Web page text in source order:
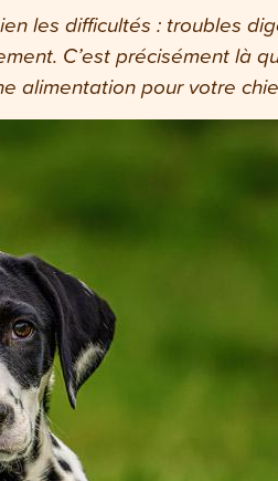
les difficultés : troubles
C’est précisément là
alimentation pour votre